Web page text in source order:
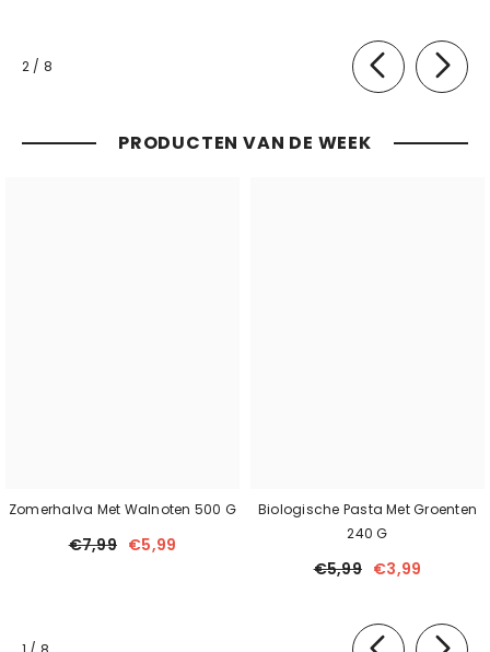
2 / van
8
PRODUCTEN VAN DE WEEK
Zomerhalva Met Walnoten 500 G
€7,99 €5,99
Biologische Pasta Met Groenten
240 G
€5,99 €3,99
van